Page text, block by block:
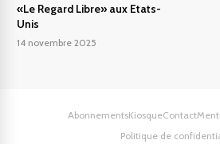
«Le Regard Libre» aux Etats-
Unis
14 novembre 2025
AbonnementsKiosqueContact
Politique de